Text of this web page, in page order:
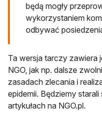
będą mogły
wykorzystaniem
odbywać
Ta wersja tarczy zawiera
NGO, jak np. dalsze
zasadach zlecania i
epidemii. Będziemy
artykułach na NGO.pl.